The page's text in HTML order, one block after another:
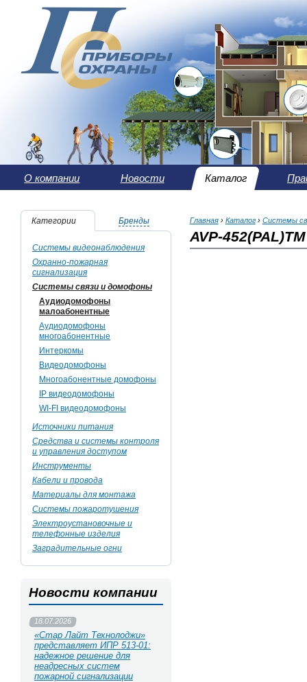
О компании Новости Каталог
Категории Бренды
Системы видеонаблюдения
Охранно-пожарная
сигнализация
Системы связи и домофоны
Аудиодомофоны
малоабонентные
Аудиодомофоны
многоабонентные
Интеркомы
Видеодомофоны
Многоабонентные домофоны
IP видеодомофоны
WI-FI видеодомофоны
Источники питания
Средства и системы контроля
и управления доступом
Инструменты
Кабели и провода
Материалы для монтажа
Системы пожаротушения
Электроустановочные и
телефонные изделия
Заградительные огни
Новости компании
18.07.2026
«Стар Лайт Технолоджи»
представляет ИПР 513‑01:
надежное решение для
неадресных систем
пожарной сигнализации
Главная› Каталог› Системы
AVP-452(PAL)TM